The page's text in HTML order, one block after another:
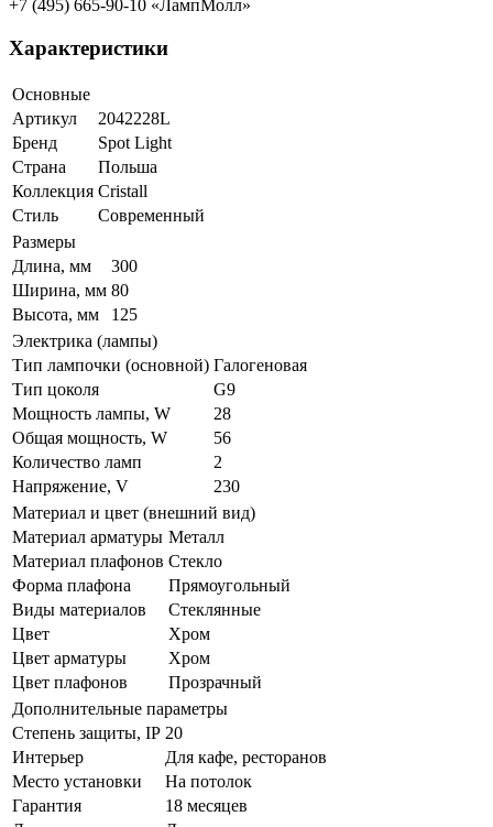
+7 (495) 665-90-10 «ЛампМолл»
Характеристики
Основные
Артикул
2042228L
Бренд
Spot Light
Страна
Польша
Коллекция Cristall
Стиль
Современный
Размеры
Длина, мм
300
Ширина, мм 80
Высота, мм
125
Электрика (лампы)
Тип лампочки (основной) Галогеновая
Тип цоколя
G9
Мощность лампы, W
28
Общая мощность, W
56
Количество ламп
2
Напряжение, V
230
Материал и цвет (внешний вид)
Материал арматуры Металл
Материал плафонов Стекло
Форма плафона
Прямоугольный
Виды материалов
Стеклянные
Цвет
Хром
Цвет арматуры
Хром
Цвет плафонов
Прозрачный
Дополнительные параметры
Степень защиты, IP 20
Интерьер
Для кафе, ресторанов
Место установки
На потолок
Гарантия
18 месяцев